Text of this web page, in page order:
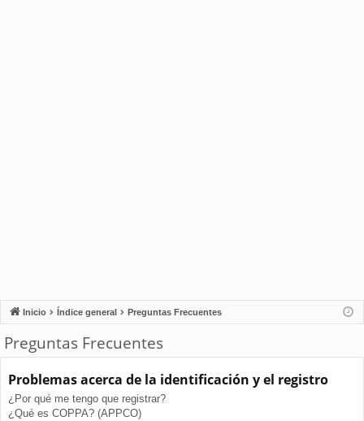
Inicio Índice general Preguntas Frecuentes
Preguntas Frecuentes
Problemas acerca de la identificación y el registro
¿Por qué me tengo que registrar?
¿Qué es COPPA? (APPCO)